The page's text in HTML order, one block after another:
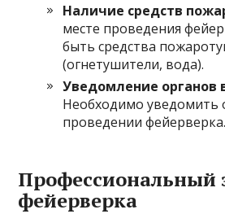
Наличие средств
месте проведения
быть средства
(огнетушители, вода).
Уведомление органов
Необходимо уведомить
проведении фейерверка.
Профессиональный
фейерверка